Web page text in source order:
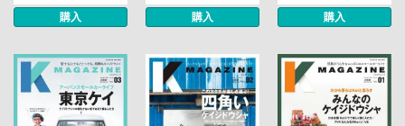
購入 購入 購入